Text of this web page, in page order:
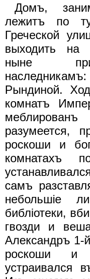
Домъ,
лежитъ по
Греческой
выходить на
ныне
Рындиной.
комнатъ
разумеется,
роскоши и
комнатахъ
самъ
небольшiе
библiотеки,
гвозди и
Александръ 1-
роскоши и
устраивался